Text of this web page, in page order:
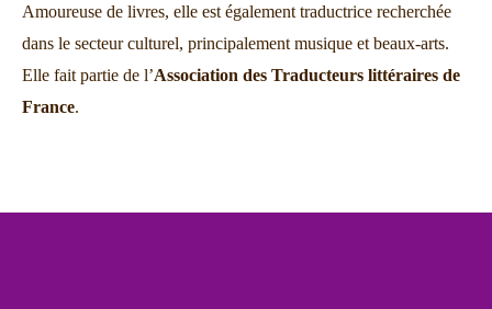
Amoureuse de livres, elle est également traductrice recherchée
dans le secteur culturel, principalement musique et beaux-arts.
Elle fait partie de l’Association des Traducteurs littéraires de
France.